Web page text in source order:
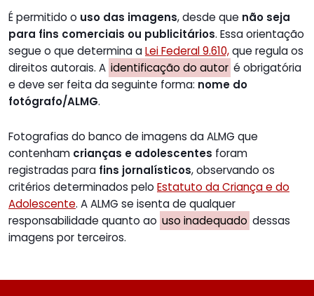
É permitido o uso das imagens, desde que não seja
para fins comerciais ou publicitários. Essa orientação
segue o que determina aLei Federal 9.610,que regula os
direitos autorais. A identificação do autor é obrigatória
e deve ser feita da seguinte forma: nome do
fotógrafo/ALMG.
Fotografias do banco de imagens da ALMG que
contenham crianças e adolescentes foram
registradas para fins jornalísticos, observando os
critérios determinados pelo Estatuto da Criança e do
Adolescente. A ALMG se isenta de qualquer
responsabilidade quanto ao uso inadequado dessas
imagens por terceiros.